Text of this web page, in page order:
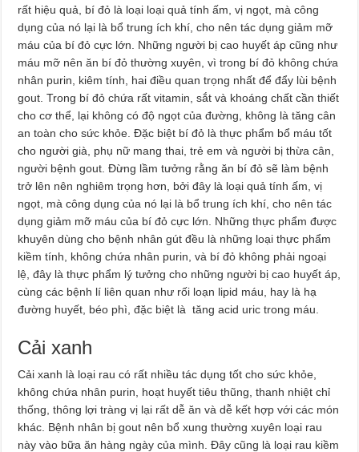
rất hiệu quả, bí đỏ là loại loại quả tính ấm, vị ngọt, mà công
dụng của nó lại là bổ trung ích khí, cho nên tác dụng giảm mỡ
máu của bí đỏ cực lớn. Những người bị cao huyết áp cũng như
máu mỡ nên ăn bí đỏ thường xuyên, vì trong bí đỏ không chứa
nhân purin, kiêm tính, hai điều quan trọng nhất để đẩy lùi bệnh
gout. Trong bí đỏ chứa rất vitamin, sắt và khoáng chất cần thiết
cho cơ thể, lại không có độ ngọt của đường, không là tăng cân
an toàn cho sức khỏe. Đặc biệt bí đỏ là thực phẩm bổ máu tốt
cho người già, phụ nữ mang thai, trẻ em và người bị thừa cân,
người bệnh gout. Đừng lầm tưởng rằng ăn bí đỏ sẽ làm bệnh
trở lên nên nghiêm trọng hơn, bởi đây là loại quả tính ấm, vị
ngọt, mà công dụng của nó lại là bổ trung ích khí, cho nên tác
dụng giảm mỡ máu của bí đỏ cực lớn. Những thực phẩm được
khuyên dùng cho bệnh nhân gút đều là những loại thực phẩm
kiềm tính, không chứa nhân purin, và bí đỏ không phải ngoại
lệ, đây là thực phẩm lý tưởng cho những người bị cao huyết áp,
cùng các bệnh lí liên quan như rối loạn lipid máu, hay là hạ
đường huyết, béo phì, đặc biệt là tăng acid uric trong máu.
Cải xanh
Cải xanh là loại rau có rất nhiều tác dụng tốt cho sức khỏe,
không chứa nhân purin, hoạt huyết tiêu thũng, thanh nhiệt chỉ
thống, thông lợi tràng vị lại rất dễ ăn và dễ kết hợp với các món
khác. Bệnh nhân bị gout nên bổ xung thường xuyên loại rau
này vào bữa ăn hàng ngày của mình. Đây cũng là loại rau kiềm